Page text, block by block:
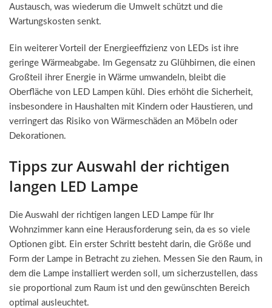
Austausch, was wiederum die Umwelt schützt und die
Wartungskosten senkt.
Ein weiterer Vorteil der Energieeffizienz von LEDs ist ihre
geringe Wärmeabgabe. Im Gegensatz zu Glühbirnen, die einen
Großteil ihrer Energie in Wärme umwandeln, bleibt die
Oberfläche von LED Lampen kühl. Dies erhöht die Sicherheit,
insbesondere in Haushalten mit Kindern oder Haustieren, und
verringert das Risiko von Wärmeschäden an Möbeln oder
Dekorationen.
Tipps zur Auswahl der richtigen
langen LED Lampe
Die Auswahl der richtigen langen LED Lampe für Ihr
Wohnzimmer kann eine Herausforderung sein, da es so viele
Optionen gibt. Ein erster Schritt besteht darin, die Größe und
Form der Lampe in Betracht zu ziehen. Messen Sie den Raum, in
dem die Lampe installiert werden soll, um sicherzustellen, dass
sie proportional zum Raum ist und den gewünschten Bereich
optimal ausleuchtet.